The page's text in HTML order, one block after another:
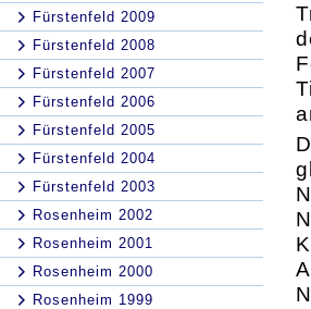
Fürstenfeld 2009
Fürstenfeld 2008
Fürstenfeld 2007
Fürstenfeld 2006
Fürstenfeld 2005
Fürstenfeld 2004
Fürstenfeld 2003
Rosenheim 2002
Rosenheim 2001
Rosenheim 2000
Rosenheim 1999